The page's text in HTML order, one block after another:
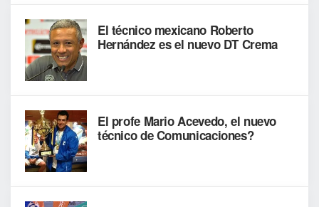
El técnico mexicano Roberto
Hernández es el nuevo DT Crema
El profe Mario Acevedo, el nuevo
técnico de Comunicaciones?